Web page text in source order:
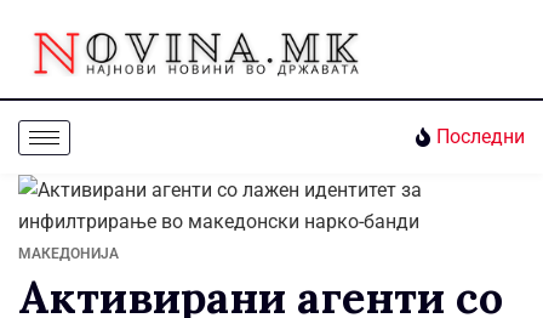
Последни
МАКЕДОНИЈА
Активирани агенти со